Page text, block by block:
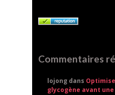
Commentaires
lojong dans
glycogène avant